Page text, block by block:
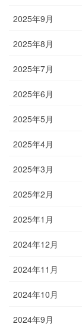
2025年9月
2025年8月
2025年7月
2025年6月
2025年5月
2025年4月
2025年3月
2025年2月
2025年1月
2024年12月
2024年11月
2024年10月
2024年9月